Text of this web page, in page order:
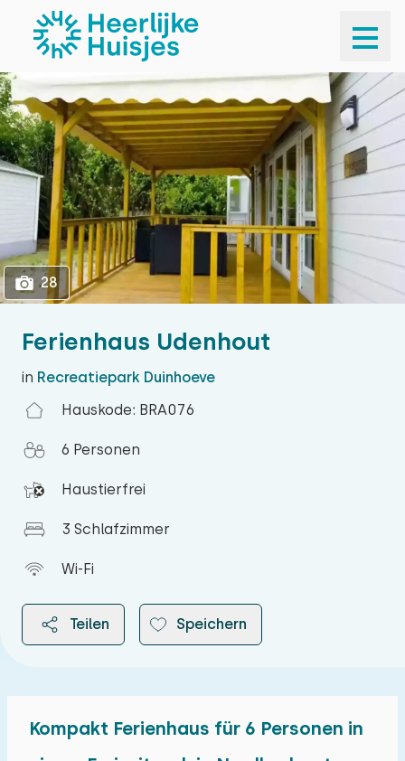
1
Ferienhaus Udenhout
in Recreatiepark Duinhoeve
Hauskode: BRA076
6 Personen
Haustierfrei
3 Schlafzimmer
Wi-Fi
Teilen Speichern
28
Kompakt Ferienhaus für 6 Personen in